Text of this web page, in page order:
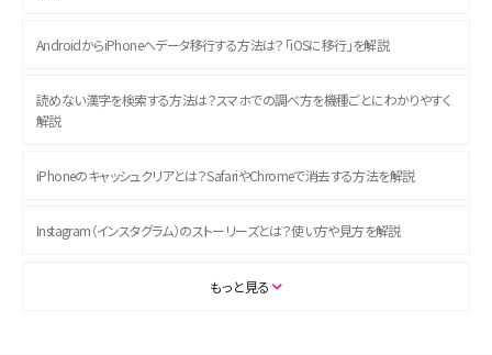
AndroidからiPhoneへデータ移行する方法は？「iOSに移行」を解説
読めない漢字を検索する方法は？スマホでの調べ方を機種ごとにわかりやすく
解説
iPhoneのキャッシュクリアとは？SafariやChromeで消去する方法を解説
Instagram（インスタグラム）のストーリーズとは？使い方や見方を解説
ASMRとは？初心者向けの代表ジャンルや楽しみ方を解説
もっと見る